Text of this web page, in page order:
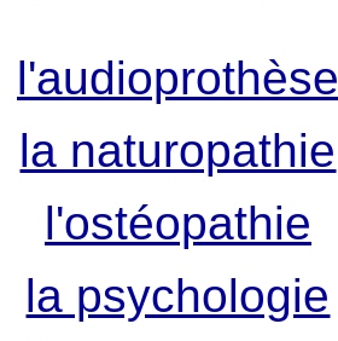
l'audioprothèse
la naturopathie
l'ostéopathie
la psychologie